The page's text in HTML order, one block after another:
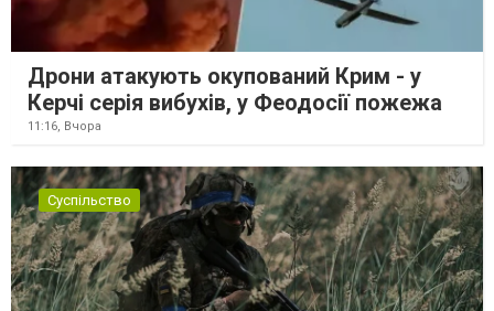
Дрони атакують окупований Крим - у
Керчі серія вибухів, у Феодосії пожежа
11:16, Вчора
Суспільство